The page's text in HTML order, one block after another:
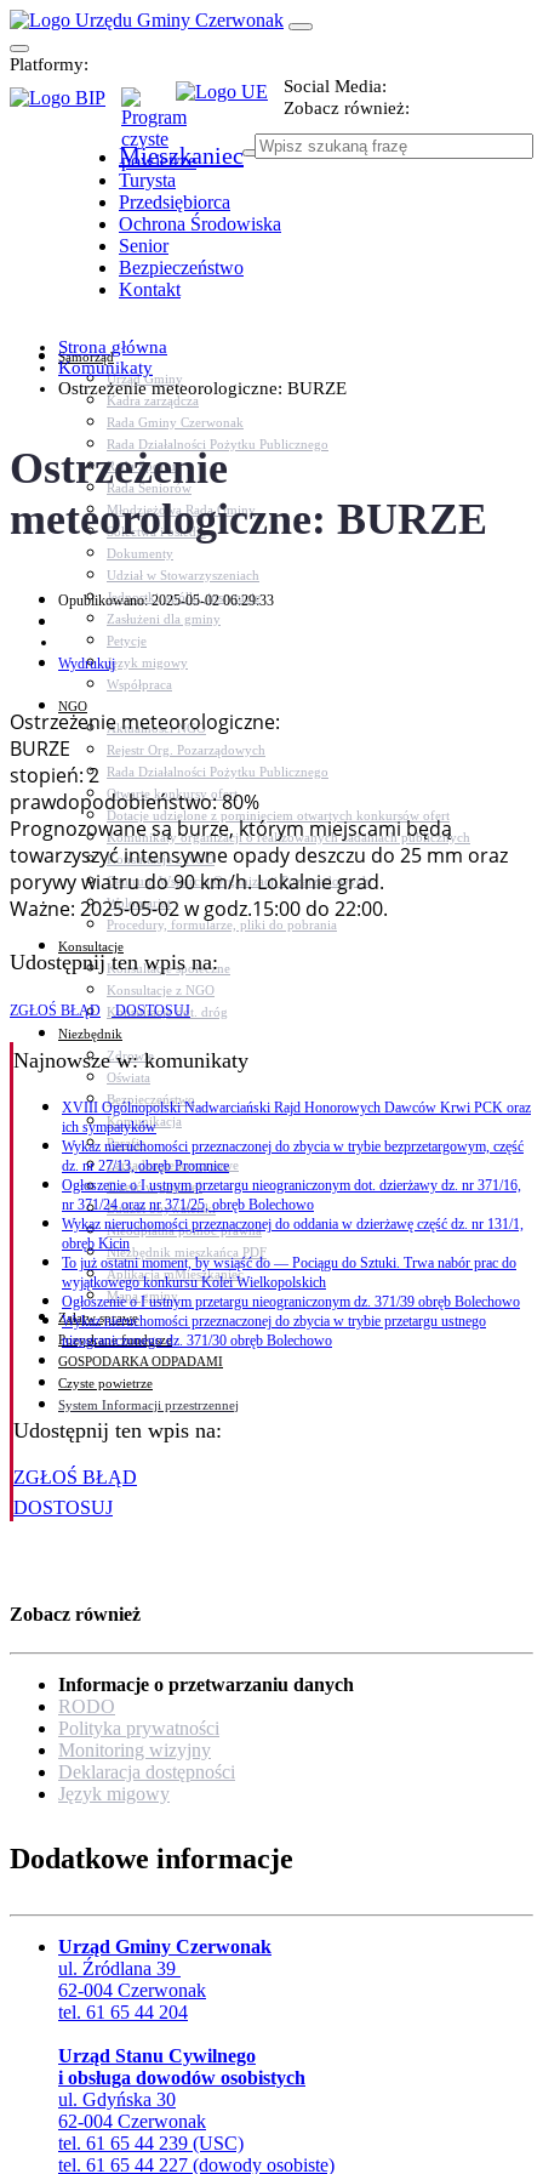
Platformy:
Social Media:
Zobacz również:
Mieszkaniec
Turysta
Przedsiębiorca
Ochrona Środowiska
Senior
Bezpieczeństwo
Kontakt
Samorząd
Urząd Gminy
Kadra zarządcza
Rada Gminy Czerwonak
Rada Działalności Pożytku Publicznego
Rada Sportu
Rada Seniorów
Młodzieżowa Rada Gminy
Sołectwa i osiedla
Dokumenty
Udział w Stowarzyszeniach
Jednostki, spółki, instytucje
Zasłużeni dla gminy
Petycje
Język migowy
Współpraca
NGO
Aktualności NGO
Rejestr Org. Pozarządowych
Rada Działalności Pożytku Publicznego
Otwarte konkursy ofert
Dotacje udzielone z pominięciem otwartych konkursów ofert
Komunikaty organizacji o realizowanych zadaniach publicznych
Konsultacje z NGO
Centrum Wsparcia Organizacji Pozarządowych
Wolontariat
Procedury, formularze, pliki do pobrania
Konsultacje
Konsultacje społeczne
Konsultacje z NGO
Konsultacje dot. dróg
Niezbędnik
Zdrowie
Oświata
Bezpieczeństwo
Komunikacja
Parafie
Zarządzanie kryzysowe
C.ześć w gminie!
Budżet obywatelski
Nieodpłatna pomoc prawna
Niezbędnik mieszkańca PDF
Aplikacja mMieszkaniec
Mapa gminy
Załatw sprawę
Pozyskane fundusze
GOSPODARKA ODPADAMI
Czyste powietrze
System Informacji przestrzennej
Strona główna
Komunikaty
Ostrzeżenie meteorologiczne: BURZE
Ostrzeżenie
meteorologiczne: BURZE
Opublikowano: 2025-05-02 06:29:33
Wydrukuj
Ostrzeżenie meteorologiczne:
BURZE
stopień: 2
prawdopodobieństwo: 80%
Prognozowane są burze, którym miejscami będą
towarzyszyć intensywne opady deszczu do 25 mm oraz
porywy wiatru do 90 km/h. Lokalnie grad.
Ważne: 2025-05-02 w godz.15:00 do 22:00.
Udostępnij ten wpis na:
ZGŁOŚ BŁĄD DOSTOSUJ
Najnowszew: komunikaty
XVIII Ogólnopolski Nadwarciański Rajd Honorowych Dawców Krwi PCK oraz
ich sympatyków
Wykaz nieruchomości przeznaczonej do zbycia w trybie bezprzetargowym, część
dz. nr 27/13, obręb Promnice
Ogłoszenie o I ustnym przetargu nieograniczonym dot. dzierżawy dz. nr 371/16,
nr 371/24 oraz nr 371/25, obręb Bolechowo
Wykaz nieruchomości przeznaczonej do oddania w dzierżawę część dz. nr 131/1,
obręb Kicin
To już ostatni moment, by wsiąść do — Pociągu do Sztuki. Trwa nabór prac do
wyjątkowego konkursu Kolei Wielkopolskich
Ogłoszenie o I ustnym przetargu nieograniczonym dz. 371/39 obręb Bolechowo
Wykaz nieruchomości przeznaczonej do zbycia w trybie przetargu ustnego
nieograniczonego dz. 371/30 obręb Bolechowo
Udostępnij ten wpis na:
ZGŁOŚ BŁĄD
DOSTOSUJ
Zobacz również
Informacje o przetwarzaniu danych
RODO
Polityka prywatności
Monitoring wizyjny
Deklaracja dostępności
Język migowy
Dodatkowe informacje
Urząd Gminy Czerwonak
ul. Źródlana 39
62-004 Czerwonak
tel. 61 65 44 204
Urząd Stanu Cywilnego
i obsługa dowodów osobistych
ul. Gdyńska 30
62-004 Czerwonak
tel. 61 65 44 239 (USC)
tel. 61 65 44 227 (dowody osobiste)